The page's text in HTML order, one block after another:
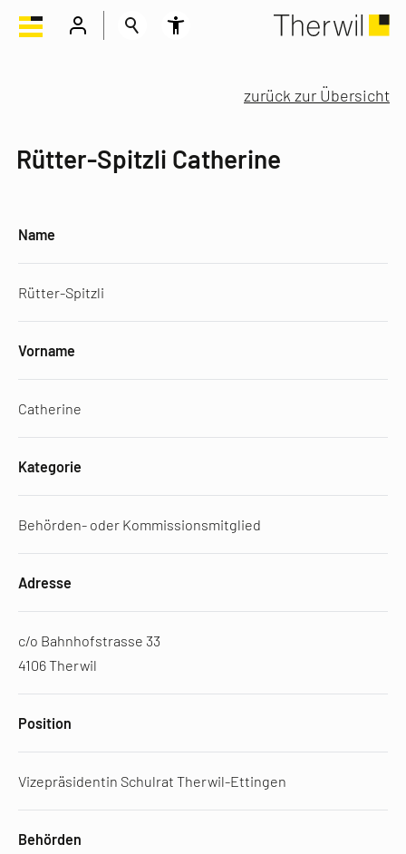
zurück zur Übersicht
Rütter-Spitzli Catherine
Name
Rütter-Spitzli
Vorname
Catherine
Kategorie
Behörden- oder Kommissionsmitglied
Adresse
c/o Bahnhofstrasse 33
4106 Therwil
Position
Vizepräsidentin Schulrat Therwil-Ettingen
Behörden